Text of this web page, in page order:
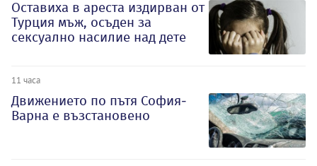
Оставиха в ареста издирван от
Турция мъж, осъден за
сексуално насилие над дете
11 часа
Движението по пътя София-
Варна е възстановено